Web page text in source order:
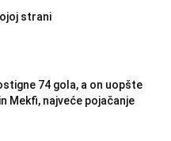
strani
74 gola, a on uopšte
Mekfi, najveće pojačanje